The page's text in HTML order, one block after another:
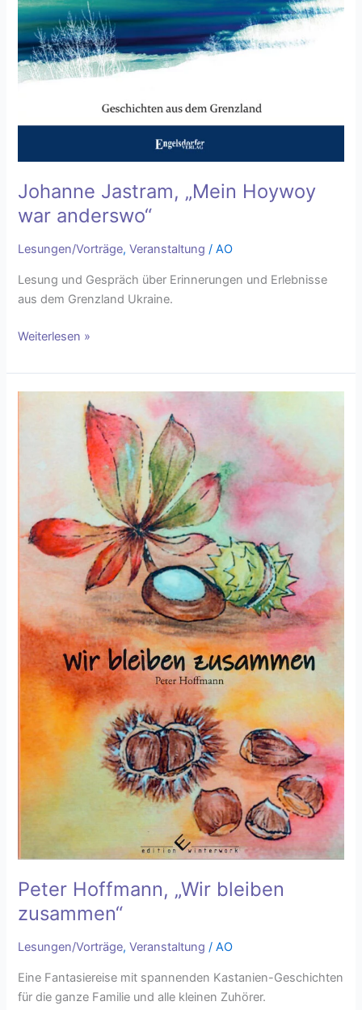
Johanne Jastram, „Mein Hoywoy
war anderswo“
Lesungen/Vorträge,Veranstaltung /AO
Lesung und Gespräch über Erinnerungen und Erlebnisse
aus dem Grenzland Ukraine.
Weiterlesen »
Peter Hoffmann, „Wir bleiben
zusammen“
Lesungen/Vorträge,Veranstaltung /AO
Eine Fantasiereise mit spannenden Kastanien-Geschichten
für die ganze Familie und alle kleinen Zuhörer.